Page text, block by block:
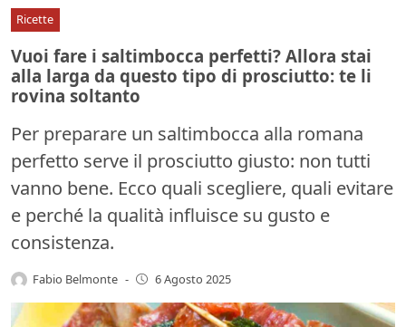
Ricette
Vuoi fare i saltimbocca perfetti? Allora stai
alla larga da questo tipo di prosciutto: te li
rovina soltanto
Per preparare un saltimbocca alla romana
perfetto serve il prosciutto giusto: non tutti
vanno bene. Ecco quali scegliere, quali evitare
e perché la qualità influisce su gusto e
consistenza.
Fabio Belmonte - 6 Agosto 2025